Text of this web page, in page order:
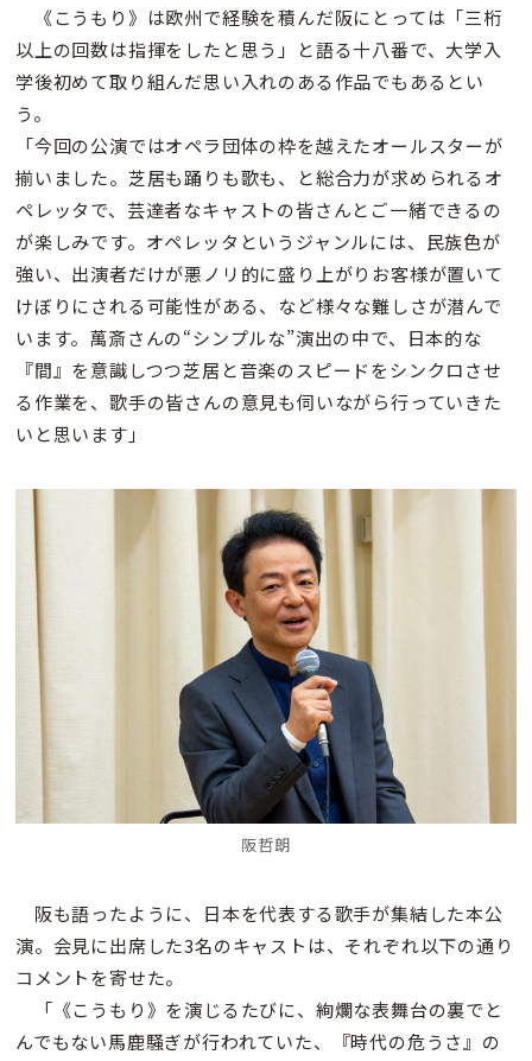
《こうもり》は欧州で経験を積んだ阪にとっては「三桁
以上の回数は指揮をしたと思う」と語る十八番で、大学入
学後初めて取り組んだ思い入れのある作品でもあるとい
う。
「今回の公演ではオペラ団体の枠を越えたオールスターが
揃いました。芝居も踊りも歌も、と総合力が求められるオ
ペレッタで、芸達者なキャストの皆さんとご一緒できるの
が楽しみです。オペレッタというジャンルには、民族色が
強い、出演者だけが悪ノリ的に盛り上がりお客様が置いて
けぼりにされる可能性がある、など様々な難しさが潜んで
います。萬斎さんの“シンプルな”演出の中で、日本的な
『間』を意識しつつ芝居と音楽のスピードをシンクロさせ
る作業を、歌手の皆さんの意見も伺いながら行っていきた
いと思います」
阪哲朗
阪も語ったように、日本を代表する歌手が集結した本公
演。会見に出席した3名のキャストは、それぞれ以下の通り
コメントを寄せた。
「《こうもり》を演じるたびに、絢爛な表舞台の裏でと
んでもない馬鹿騒ぎが行われていた、『時代の危うさ』の